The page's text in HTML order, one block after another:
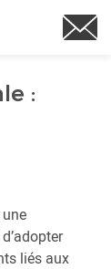
:
liés aux